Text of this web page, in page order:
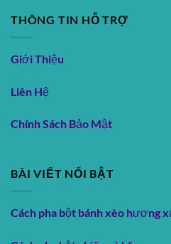
THÔNG TIN HỖ TRỢ
Giới Thiệu
Liên Hệ
Chính Sách Bảo Mật
BÀI VIẾT NỔI BẬT
Cách pha bột bánh xèo hương